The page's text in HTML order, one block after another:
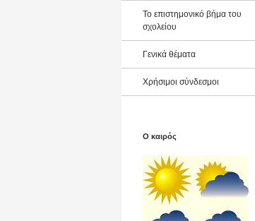
Το επιστημονικό βήμα του
σχολείου
Γενικά θέματα
Χρήσιμοι σύνδεσμοι
Ο καιρός